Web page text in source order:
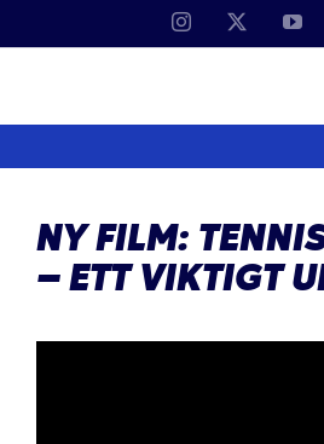
Instagram
NY FILM:
– ETT VIKTIGT